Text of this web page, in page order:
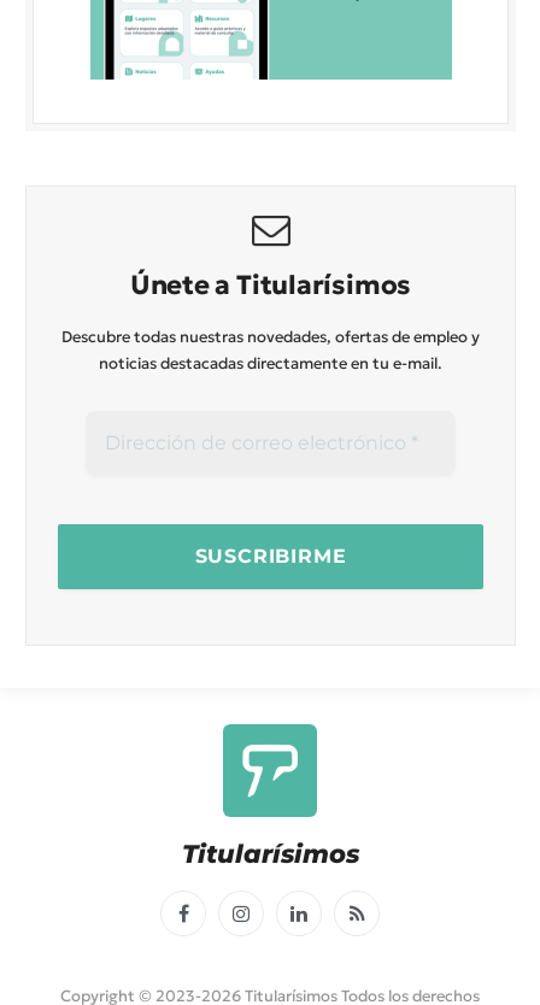
Únete a Titularísimos
Descubre todas nuestras novedades, ofertas de empleo y
noticias destacadas directamente en tu e-mail.
Titularísimos
FacebookInstagramLinkedInRSS
Copyright © 2023-2026 Titularísimos Todos los derechos